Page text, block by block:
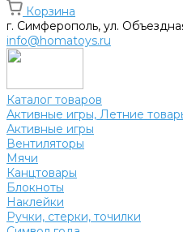
Корзина
г. Симферополь, ул.
info@homatoys.ru
Каталог товаров
Активные игры, Летние
Активные игры
Вентиляторы
Мячи
Канцтовары
Блокноты
Наклейки
Ручки, стерки, точилки